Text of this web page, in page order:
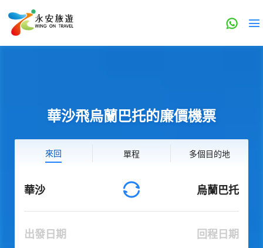
華沙飛烏蘭巴托的廉價機票
來回 單程 多個目的地
華沙 烏蘭巴托
出發日期 回程日期